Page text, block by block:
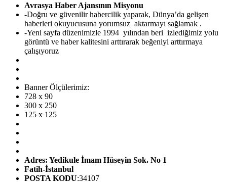
Avrasya Haber Ajansının Misyonu
-Doğru ve güvenilir habercilik yaparak, Dünya’da gelişen
haberleri okuyucusuna yorumsuz aktarmayı sağlamak .
-Yeni sayfa düzenimizle 1994 yılından beri izlediğimiz yolu
görüntü ve haber kalitesini arttırarak beğeniyi arttırmaya
çalışıyoruz
Banner Ölçülerimiz:
728 x 90
300 x 250
125 x 125
Adres: Yedikule İmam Hüseyin Sok. No 1
Fatih-İstanbul
POSTA KODU:34107